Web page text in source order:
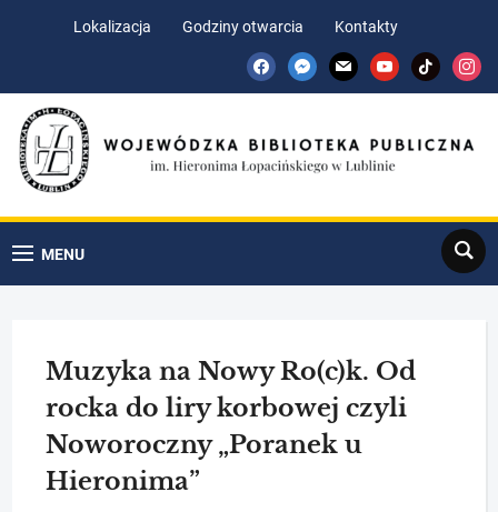
Lokalizacja Godziny otwarcia
Kontakty
facebookmessenger
mail youtubetiktok
MENU
Search
Muzyka na Nowy Ro(c)k. Od
rocka do liry korbowej czyli
Noworoczny „Poranek u
Hieronima”